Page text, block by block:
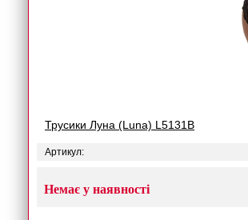
Трусики Луна (Luna) L5131B
Артикул:
Немає у наявності